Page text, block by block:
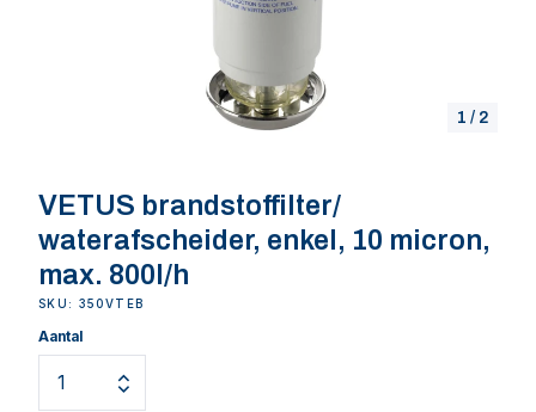
1 / 2
VETUS brandstoffilter/
waterafscheider, enkel, 10 micron,
max. 800l/h
SKU: 350VTEB
Aantal